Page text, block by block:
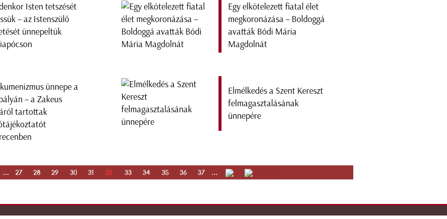
Isten tetszését
– az Istenszülő
ünnepeltük
Egy elkötelezett fiatal élet
megkoronázása – Boldoggá
avatták Bódi Mária
Magdolnát
ünnepe a
– a Zakeus
tartottak
Elmélkedés a Szent Kereszt
felmagasztalásának
ünnepére
... 27 28 29 30 31 32 33 34 35 36 37 ...